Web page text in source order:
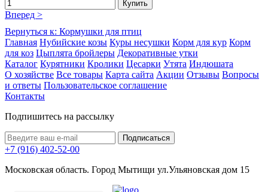
Вперед >
Вернуться к: Кормушки для птиц
Главная Нубийские козы Куры несушки Корм для кур Корм
для коз Цыплята бройлеры Декоративные утки
Каталог Курятники Кролики Цесарки Утята Индюшата
О хозяйстве Все товары Карта сайта Акции Отзывы Вопросы
и ответы Пользовательское соглашение
Контакты
Подпишитесь на рассылку
+7 (916) 402-52-00
Московская область. Город Мытищи ул.Ульяновская дом 15